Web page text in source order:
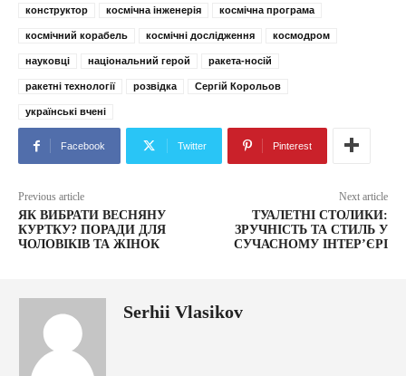
конструктор космічна інженерія космічна програма
космічний корабель космічні дослідження космодром
науковці національний герой ракета-носій
ракетні технології розвідка Сергій Корольов
українські вчені
Facebook Twitter Pinterest
Previous article
ЯК ВИБРАТИ ВЕСНЯНУ
КУРТКУ? ПОРАДИ ДЛЯ
ЧОЛОВІКІВ ТА ЖІНОК
Next article
ТУАЛЕТНІ СТОЛИКИ:
ЗРУЧНІСТЬ ТА СТИЛЬ У
СУЧАСНОМУ ІНТЕР’ЄРІ
Serhii Vlasikov